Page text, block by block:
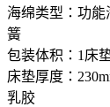
海绵类型：功
簧
包装体积：1床
床垫厚度：
乳胶